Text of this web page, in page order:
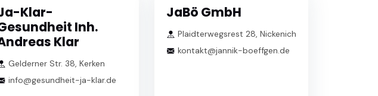
Klar-
Inh.
Klar
Gelderner Str. 38, Kerken
info@gesundheit-ja-klar.de
JaBö GmbH
Plaidterwegsrest 28, Nickenich
kontakt@jannik-boeffgen.de